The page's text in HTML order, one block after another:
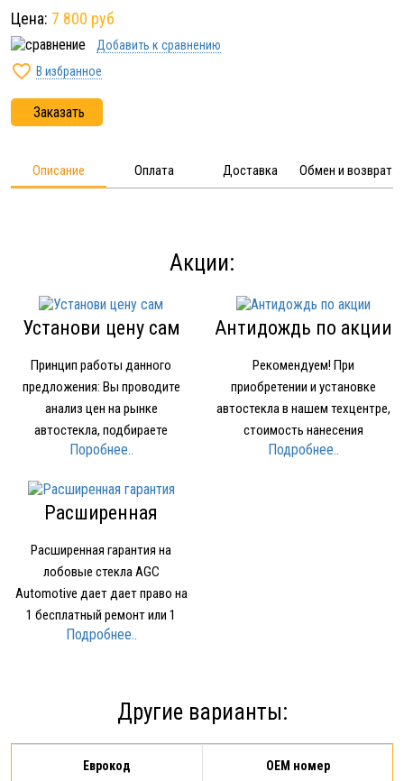
Цена: 7 800 руб
Добавить к сравнению
 В избранное
Заказать
Описание Оплата Доставка Обмен и возврат
Акции:
Установи цену сам
Принцип работы данного
предложения: Вы проводите
анализ цен на рынке
автостекла, подбираете
устраивающее вас по качеству
компанию и называете где и за
какую минимальную цену нашли
стекло того же производителя…
Поробнее..
Антидождь по акции
Рекомендуем! При
приобретении и установке
автостекла в нашем техцентре,
стоимость нанесения
нанопокрытия для стекол
Подробнее..
Расширенная
Расширенная гарантия на
лобовые стекла AGC
Automotive дает дает право на
1 бесплатный ремонт или 1
бесплатное лобовое стекло при
предоставления Расширенной
гарантии: срок действия
Расширенной гарантии - 1 год с
момента…
Подробнее..
Другие варианты:
Еврокод
OEM номер